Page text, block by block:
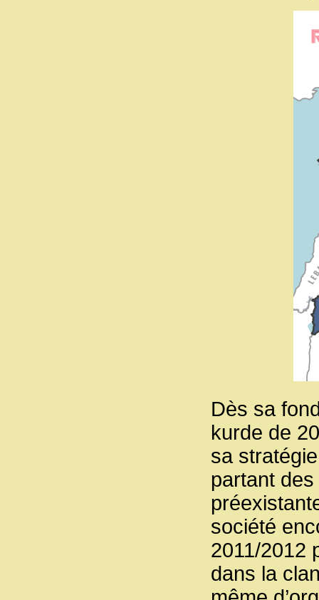
Dès sa
kurde de
sa
partant
société
2011/2012
dans la